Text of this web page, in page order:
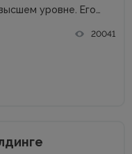
уровне. Его
— даже не
топовой
20041